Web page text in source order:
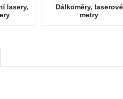
lasery,
Dálkoměry, laserové
metry